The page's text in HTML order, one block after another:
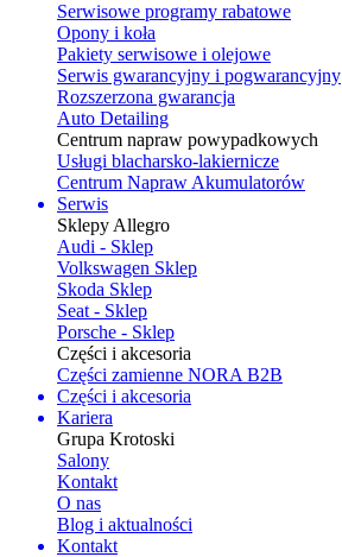
Serwisowe programy rabatowe
Opony i koła
Pakiety serwisowe i olejowe
Serwis gwarancyjny i pogwarancyjny
Rozszerzona gwarancja
Auto Detailing
Centrum napraw powypadkowych
Usługi blacharsko-lakiernicze
Centrum Napraw Akumulatorów
Serwis
Sklepy Allegro
Audi - Sklep
Volkswagen Sklep
Skoda Sklep
Seat - Sklep
Porsche - Sklep
Części i akcesoria
Części zamienne NORA B2B
Części i akcesoria
Kariera
Grupa Krotoski
Salony
Kontakt
O nas
Blog i aktualności
Kontakt